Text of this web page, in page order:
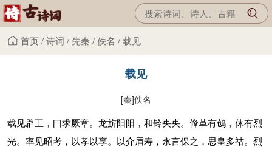
首页/诗词 / 先秦 /佚名 /载见
载见
[秦]佚名
载见辟王，曰求厥章。龙旂阳阳，和铃央央。鞗革有鸧，休有烈
光。率见昭考，以孝以享。以介眉寿，永言保之，思皇多祜。烈